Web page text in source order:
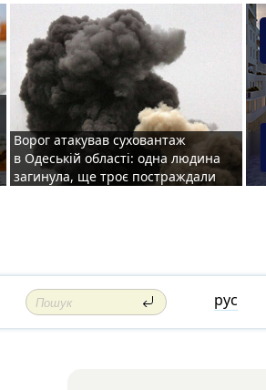
Ворог атакував суховантаж
в Одеській області: одна людина
загинула, ще троє постраждали
рус